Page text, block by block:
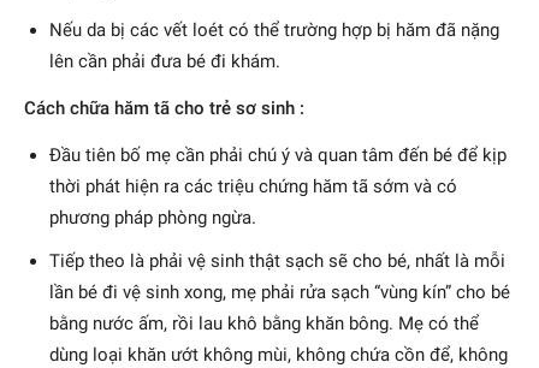
Nếu da bị các vết loét có thể trường hợp bị hăm đã nặng
lên cần phải đưa bé đi khám.
Cách chữa hăm tã cho trẻ sơ sinh :
Đầu tiên bố mẹ cần phải chú ý và quan tâm đến bé để kịp
thời phát hiện ra các triệu chứng hăm tã sớm và có
phương pháp phòng ngừa.
Tiếp theo là phải vệ sinh thật sạch sẽ cho bé, nhất là mỗi
lần bé đi vệ sinh xong, mẹ phải rửa sạch “vùng kín” cho bé
bằng nước ấm, rồi lau khô bằng khăn bông. Mẹ có thể
dùng loại khăn ướt không mùi, không chứa cồn để, không